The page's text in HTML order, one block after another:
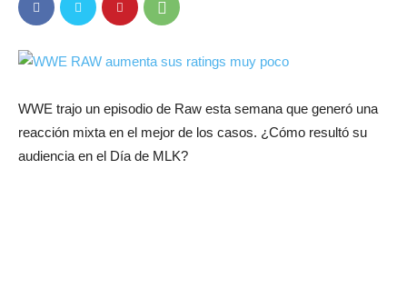
WWE trajo un episodio de Raw esta semana que generó una
reacción mixta en el mejor de los casos. ¿Cómo resultó su
audiencia en el Día de MLK?